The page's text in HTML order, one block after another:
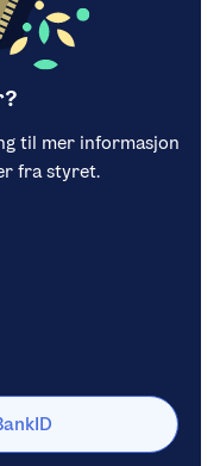
til mer informasjon
fra styret.